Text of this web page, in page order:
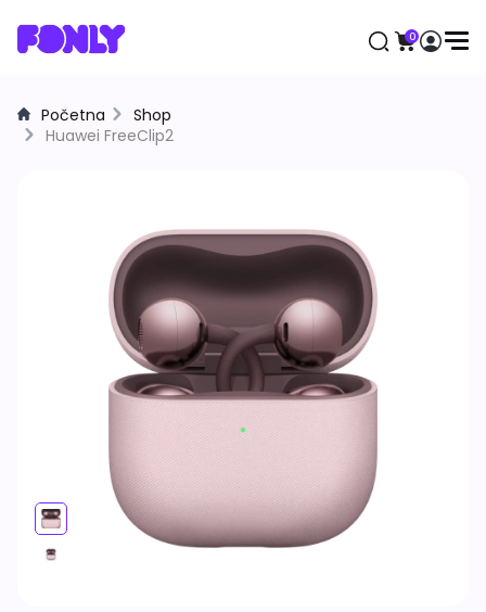
Aktuelno
Dodatna oprema
0
Početna
Shop
Huawei FreeClip2